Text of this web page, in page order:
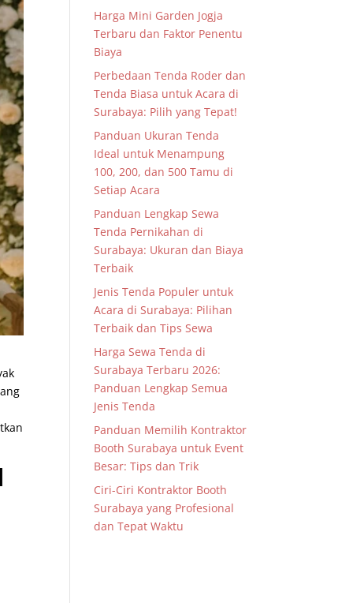
Harga Mini Garden Jogja
Terbaru dan Faktor Penentu
Biaya
Perbedaan Tenda Roder dan
Tenda Biasa untuk Acara di
Surabaya: Pilih yang Tepat!
Panduan Ukuran Tenda
Ideal untuk Menampung
100, 200, dan 500 Tamu di
Setiap Acara
Panduan Lengkap Sewa
Tenda Pernikahan di
Surabaya: Ukuran dan Biaya
Terbaik
Jenis Tenda Populer untuk
Acara di Surabaya: Pilihan
Terbaik dan Tips Sewa
Harga Sewa Tenda di
Surabaya Terbaru 2026:
Panduan Lengkap Semua
Jenis Tenda
Panduan Memilih Kontraktor
Booth Surabaya untuk Event
Besar: Tips dan Trik
Ciri-Ciri Kontraktor Booth
Surabaya yang Profesional
dan Tepat Waktu